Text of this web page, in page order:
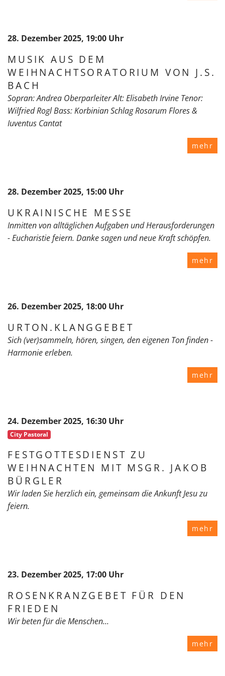
28. Dezember 2025, 19:00 Uhr
MUSIK AUS DEM
WEIHNACHTSORATORIUM VON J.S.
BACH
Sopran: Andrea Oberparleiter Alt: Elisabeth Irvine Tenor:
Wilfried Rogl Bass: Korbinian Schlag Rosarum Flores &
Iuventus Cantat
mehr
28. Dezember 2025, 15:00 Uhr
UKRAINISCHE MESSE
Inmitten von alltäglichen Aufgaben und Herausforderungen
- Eucharistie feiern. Danke sagen und neue Kraft schöpfen.
mehr
26. Dezember 2025, 18:00 Uhr
URTON.KLANGGEBET
Sich (ver)sammeln, hören, singen, den eigenen Ton finden -
Harmonie erleben.
mehr
24. Dezember 2025, 16:30 Uhr
City Pastoral
FESTGOTTESDIENST ZU
WEIHNACHTEN MIT MSGR. JAKOB
BÜRGLER
Wir laden Sie herzlich ein, gemeinsam die Ankunft Jesu zu
feiern.
mehr
23. Dezember 2025, 17:00 Uhr
ROSENKRANZGEBET FÜR DEN
FRIEDEN
Wir beten für die Menschen...
mehr